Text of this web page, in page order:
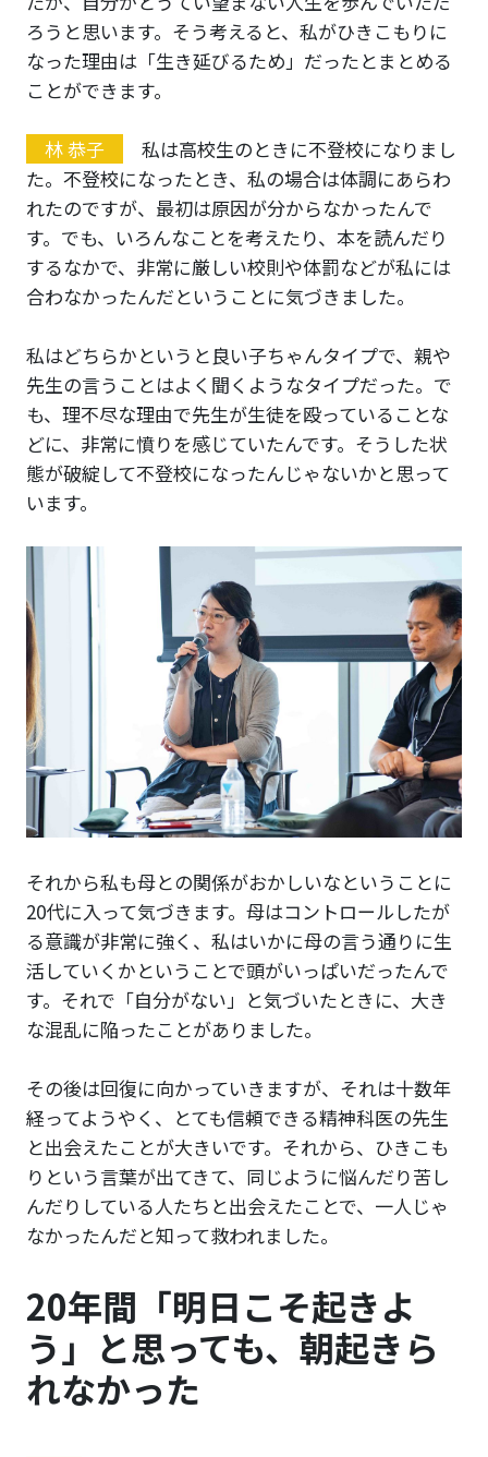
ろうと思います。そう考えると、私がひきこもりに
なった理由は「生き延びるため」だったとまとめる
ことができます。
林 恭子
私は高校生のときに不登校になりまし
た。不登校になったとき、私の場合は体調にあらわ
れたのですが、最初は原因が分からなかったんで
す。でも、いろんなことを考えたり、本を読んだり
するなかで、非常に厳しい校則や体罰などが私には
合わなかったんだということに気づきました。
私はどちらかというと良い子ちゃんタイプで、親や
先生の言うことはよく聞くようなタイプだった。で
も、理不尽な理由で先生が生徒を殴っていることな
どに、非常に憤りを感じていたんです。そうした状
態が破綻して不登校になったんじゃないかと思って
います。
それから私も母との関係がおかしいなということに
20代に入って気づきます。母はコントロールしたが
る意識が非常に強く、私はいかに母の言う通りに生
活していくかということで頭がいっぱいだったんで
す。それで「自分がない」と気づいたときに、大き
な混乱に陥ったことがありました。
その後は回復に向かっていきますが、それは十数年
経ってようやく、とても信頼できる精神科医の先生
と出会えたことが大きいです。それから、ひきこも
りという言葉が出てきて、同じように悩んだり苦し
んだりしている人たちと出会えたことで、一人じゃ
なかったんだと知って救われました。
20年間「明日こそ起きよ
う」と思っても、朝起きら
れなかった